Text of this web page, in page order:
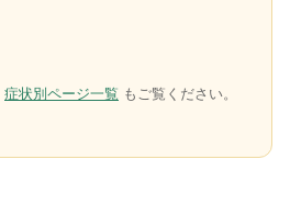
症状別ページ一覧 もご覧ください。